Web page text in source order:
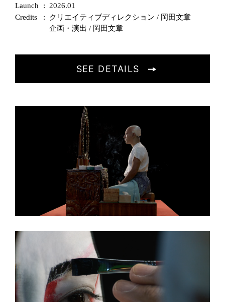
Launch
2026.01
Credits
クリエイティブディレクション / 岡田文章
企画・演出 / 岡田文章
SEE DETAILS